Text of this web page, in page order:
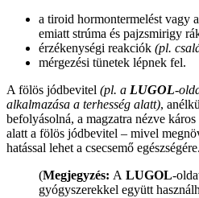
a tiroid hormontermelést vagy
emiatt strúma és pajzsmirigy
érzékenységi reakciók (pl.
mérgezési tünetek lépnek fel.
A fölös jódbevitel (pl. a LUGOL-
alkalmazása a terhesség alatt),
befolyásolná, a magzatra nézve
alatt a fölös jódbevitel – mivel
hatással lehet a csecsemő egészségére.
(Megjegyzés: A LUGOL-
gyógyszerekkel együtt